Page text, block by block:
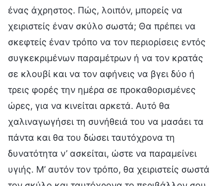
ένας άχρηστος. Πώς, λοιπόν, μπορείς να
χειριστείς έναν σκύλο σωστά; Θα πρέπει να
σκεφτείς έναν τρόπο να τον περιορίσεις εντός
συγκεκριμένων παραμέτρων ή να τον κρατάς
σε κλουβί και να τον αφήνεις να βγει δύο ή
τρεις φορές την ημέρα σε προκαθορισμένες
ώρες, για να κινείται αρκετά. Αυτό θα
χαλιναγωγήσει τη συνήθειά του να μασάει τα
πάντα και θα του δώσει ταυτόχρονα τη
δυνατότητα ν’ ασκείται, ώστε να παραμείνει
υγιής. Μ’ αυτόν τον τρόπο, θα χειριστείς σωστά